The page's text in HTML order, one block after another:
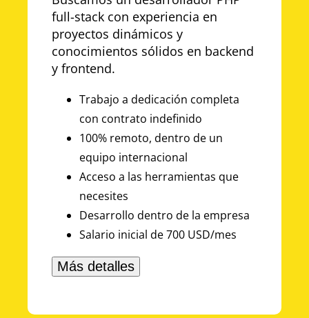
full-stack con experiencia en
proyectos dinámicos y
conocimientos sólidos en backend
y frontend.
Trabajo a dedicación completa
con contrato indefinido
100% remoto, dentro de un
equipo internacional
Acceso a las herramientas que
necesites
Desarrollo dentro de la empresa
Salario inicial de 700 USD/mes
Más detalles